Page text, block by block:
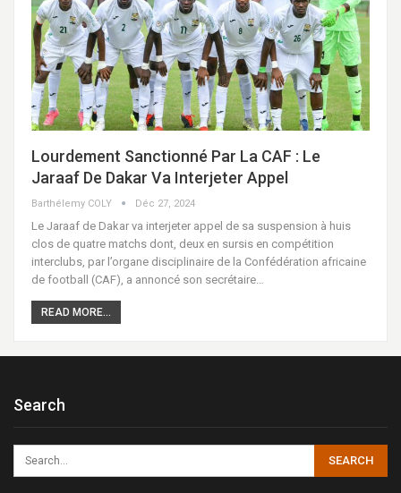
Lourdement Sanctionné Par La CAF : Le
Jaraaf De Dakar Va Interjeter Appel
Barthélemy COLY Déc 27, 2024
Le Jaraaf de Dakar va interjeter appel de sa suspension à huis
clos de quatre matchs dont, deux en sursis en compétition
interclubs, par l’organe disciplinaire de la Confédération africaine
de football (CAF), a annoncé son secrétaire…
READ MORE...
Search